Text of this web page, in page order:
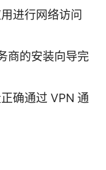
进行网络访问
商的安装向导完
确通过 VPN 通